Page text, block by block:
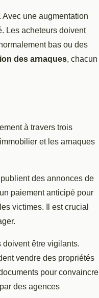
une augmentation
Les acheteurs doivent
bas ou des
des arnaques, chacun
à travers trois
et les arnaques
des annonces de
paiement anticipé pour
victimes. Il est crucial
doivent être vigilants.
vendre des propriétés
pour convaincre
des agences